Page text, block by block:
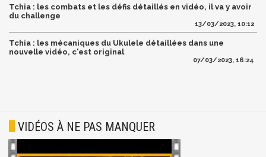
Tchia : les combats et les défis détaillés en vidéo, il va y avoir
du challenge
13/03/2023, 10:12
Tchia : les mécaniques du Ukulele détaillées dans une
nouvelle vidéo, c'est original
07/03/2023, 16:24
VIDÉOS À NE PAS MANQUER